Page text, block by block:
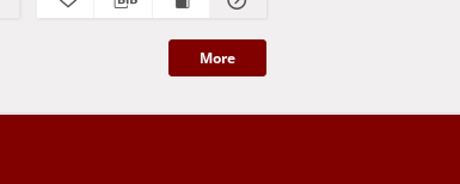
More